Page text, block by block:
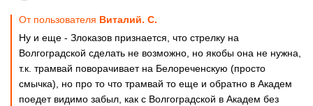
От пользователя Виталий. С.
Ну и еще - Злоказов признается, что стрелку на
Волгоградской сделать не возможно, но якобы она не нужна,
т.к. трамвай поворачивает на Белореченскую (просто
смычка), но про то что трамвай то еще и обратно в Академ
поедет видимо забыл, как с Волгоградской в Академ без